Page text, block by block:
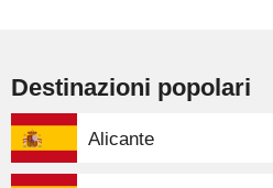
Destinazioni popolari
Alicante